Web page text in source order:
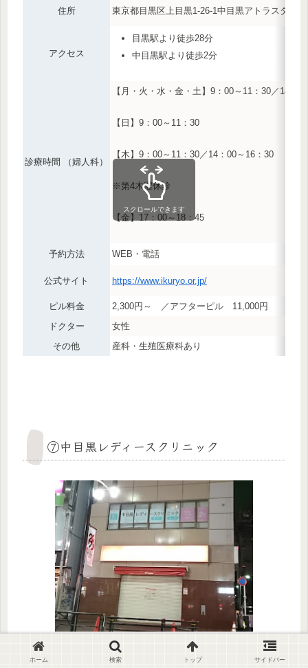
住所 東京都目黒区上目黒1-26-1中目黒アトラスタワ
アクセス
目黒駅より徒歩28分
中目黒駅より徒歩2分
診療時間 （婦人科）
【月・火・水・金・土】9：00～11：30／14：
【日】9：00～11：30
【木】9：00～11：30／14：00～16：30
※第4木曜休診
【金】17：00～18：45
予約方法 WEB・電話
公式サイト https://www.ikuryo.or.jp/
ピル料金
2,300円～ ／アフターピル 11,000円
ドクター
女性
その他
産科・生殖医療科あり
スクロールできます
⑦中目黒レディースクリニック
ホーム 検索 トップ サイドバー